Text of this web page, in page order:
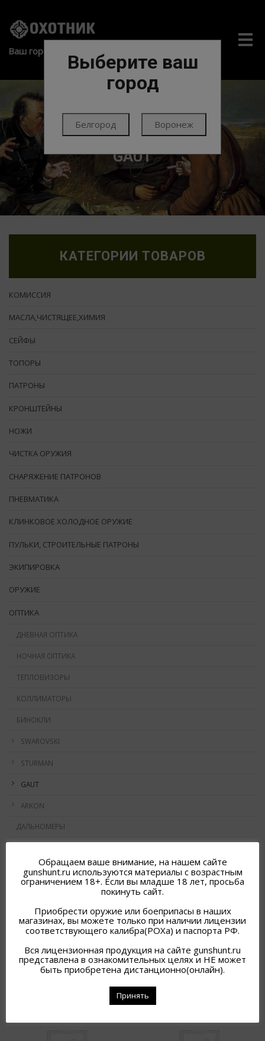
Ваш город:
Выберите ваш
город
Белгород Воронеж
ГЛАВНАЯ ОПТИКА БИНОКЛИ
GAUT
КАТЕГОРИИ ТОВАРОВ
КОМИССИЯ
МАСЛА,ЧИСТЯЩЕЕ,ХИМИЯ
СЕЙФЫ
ТОПОРЫ
ПАТРОНЫ
КРОНШТЕЙНЫ
НОЖИ
ЧИСТКА ОРУЖИЯ
СНАРЯЖЕНИЕ ПАТРОНОВ
ПНЕВМАТИКА
КЛИНКОВОЕ ХОЛОДНОЕ ОРУЖИЕ
ПУЛЬКИ, СТРОИТЕЛЬНЫЕ ПАТРОНЫ
ЭКИПИРОВКА
ОРУЖИЕ
ОПТИКА
ДНЕВНАЯ ОПТИКА
НОЧНАЯ ОПТИКА
ТЕПЛОВИЗОРЫ
КОЛЛИМАТОРЫ
БИНОКЛИ
SWAROVSKI
STURMAN
GAUT
ARKON
ДАЛЬНОМЕРЫ
ИК ПОДСВЕТКИ
Обращаем ваше внимание, на нашем сайте
gunshunt.ru используются материалы с возрастным
ограничением 18+. Если вы младше 18 лет, просьба
покинуть сайт.
Приобрести оружие или боеприпасы в наших
магазинах, вы можете только при наличии лицензии
соответствующего калибра(РОХа) и паспорта РФ.
Вся лицензионная продукция на сайте gunshunt.ru
представлена в ознакомительных целях и НЕ может
быть приобретена дистанционно(онлайн).
Принять